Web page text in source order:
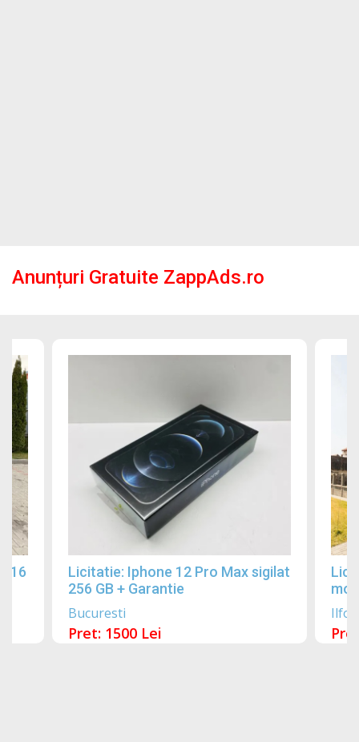
Anunțuri Gratuite ZappAds.ro
Licitatie: Iphone 12 Pro Max sigilat
256 GB + Garantie
Bucuresti
Pret: 1500 Lei
Ilfov